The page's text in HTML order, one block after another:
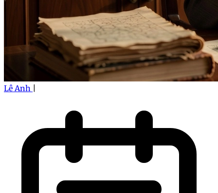
Lê Anh